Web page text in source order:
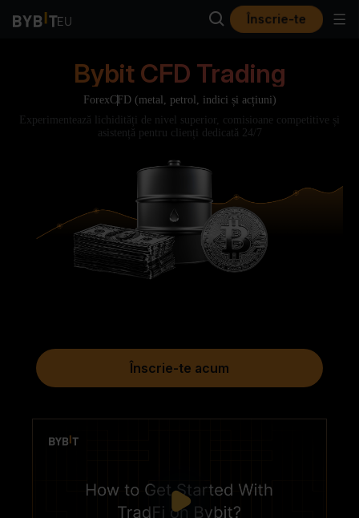
Înscrie-te
Bybit CFD Trading
ForexCFD (metal, petrol, indici și acțiuni)
Experimentează lichidități de nivel superior, comisioane competitive și
asistență pentru clienți dedicată 24/7
Înscrie-te acum